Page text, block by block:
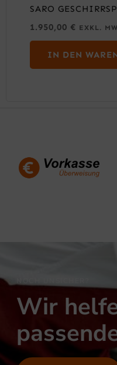
SARO
1.950,00 € EXKL.
IN DEN
Wir